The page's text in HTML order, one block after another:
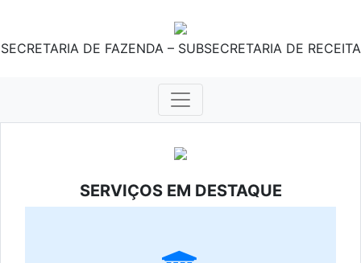
SECRETARIA DE FAZENDA – SUBSECRETARIA DE RECEITA
SERVIÇOS EM DESTAQUE